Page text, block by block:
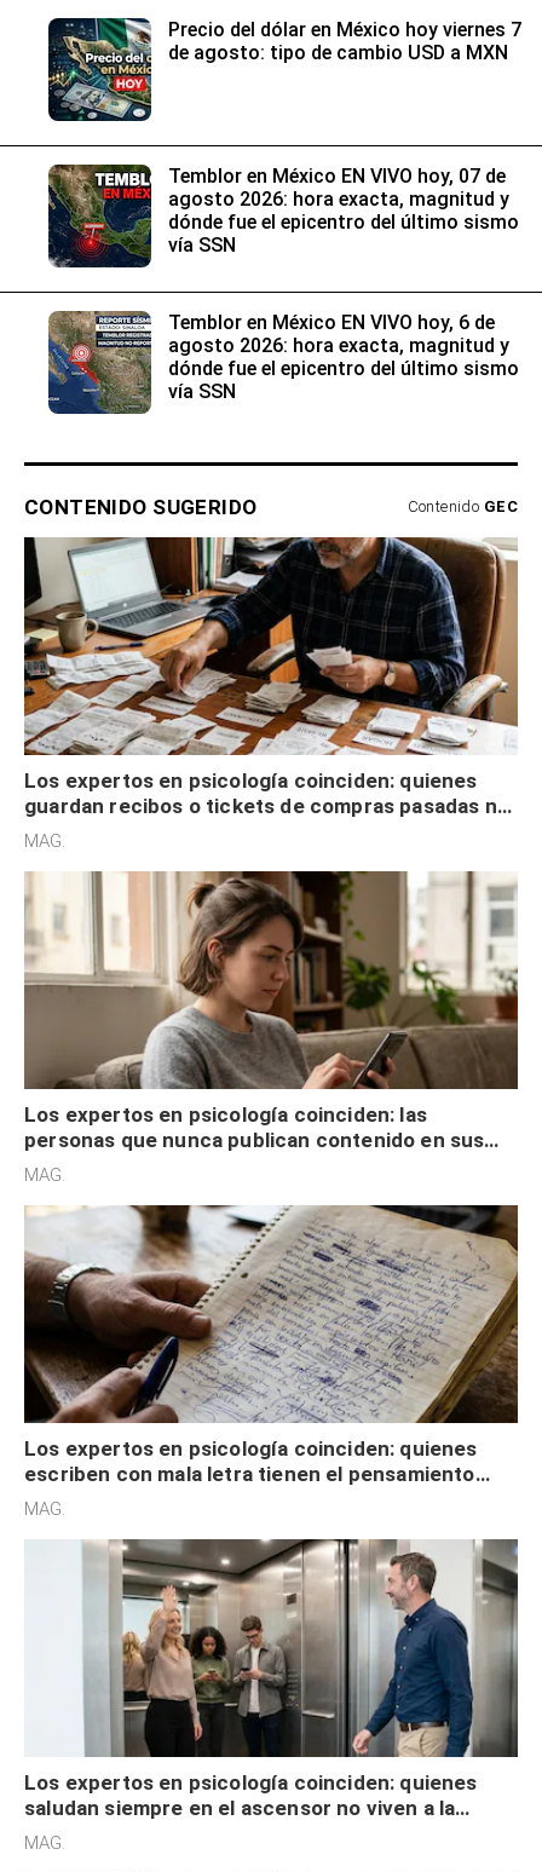
Precio del dólar en México hoy viernes 7
de agosto: tipo de cambio USD a MXN
Temblor en México EN VIVO hoy, 07 de
agosto 2026: hora exacta, magnitud y
dónde fue el epicentro del último sismo
vía SSN
Temblor en México EN VIVO hoy, 6 de
agosto 2026: hora exacta, magnitud y
dónde fue el epicentro del último sismo
vía SSN
CONTENIDO SUGERIDO Contenido GEC
Los expertos en psicología coinciden: quienes
guardan recibos o tickets de compras pasadas no
son acumuladores, sino que tienen necesidad de
MAG.
Los expertos en psicología coinciden: las
personas que nunca publican contenido en sus
redes sociales no pretenden buscar validación
MAG.
Los expertos en psicología coinciden: quienes
escriben con mala letra tienen el pensamiento
acelerado y no lo hacen por desinterés
MAG.
Los expertos en psicología coinciden: quienes
saludan siempre en el ascensor no viven a la
defensiva y tienen apertura social
MAG.